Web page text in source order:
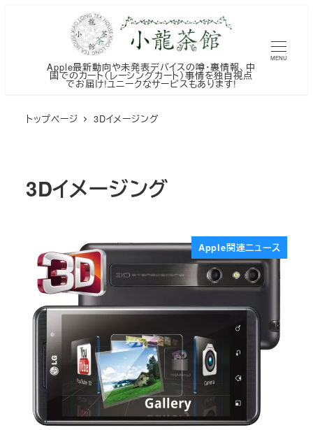
Apple最新動向や未発表デバイスの噂・裏情報、中
国でのカート（レーシングカート）事情を独自視点
でお届け!ユニークなサービスもあります!
MENU
トップページ 3Dイメージング
3Dイメージング
Apple関連ニュース